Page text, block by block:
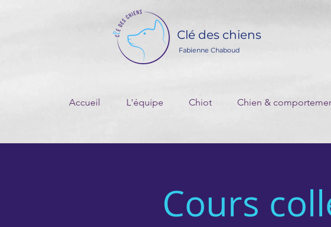
Clé des chiens
Fabienne Chaboud
Accueil L'équipe Chiot Chien &
Cours